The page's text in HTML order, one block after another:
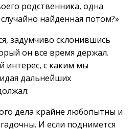
родственника, одна
найденная потом?»
задумчиво склонившись
он все время держал.
интерес, с каким мы
дальнейших
дела крайне любопытны и
И если поднимется